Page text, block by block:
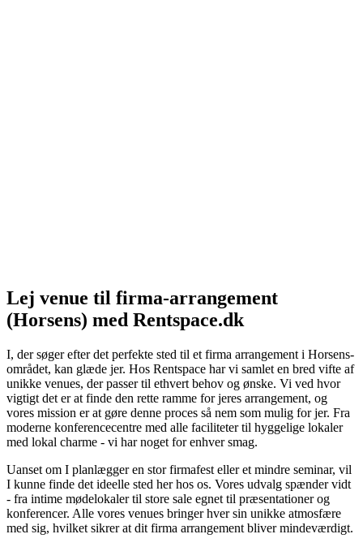
Lej venue til firma-arrangement
(Horsens) med Rentspace.dk
I, der søger efter det perfekte sted til et firma arrangement i Horsens-
området, kan glæde jer. Hos Rentspace har vi samlet en bred vifte af
unikke venues, der passer til ethvert behov og ønske. Vi ved hvor
vigtigt det er at finde den rette ramme for jeres arrangement, og
vores mission er at gøre denne proces så nem som mulig for jer. Fra
moderne konferencecentre med alle faciliteter til hyggelige lokaler
med lokal charme - vi har noget for enhver smag.
Uanset om I planlægger en stor firmafest eller et mindre seminar, vil
I kunne finde det ideelle sted her hos os. Vores udvalg spænder vidt
- fra intime mødelokaler til store sale egnet til præsentationer og
konferencer. Alle vores venues bringer hver sin unikke atmosfære
med sig, hvilket sikrer at dit firma arrangement bliver mindeværdigt.